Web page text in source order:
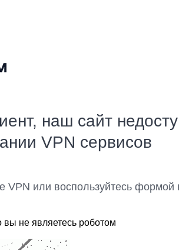
наш сайт
VPN сервисов
VPN или воспользуйтесь
вы не являетесь роботом